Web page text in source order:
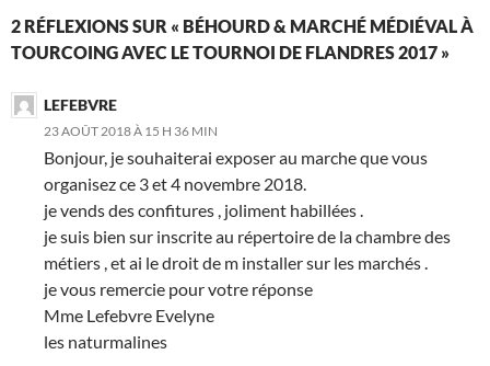
2 RÉFLEXIONS SUR « BÉHOURD & MARCHÉ MÉDIÉVAL À
TOURCOING AVEC LE TOURNOI DE FLANDRES 2017 »
LEFEBVRE
23 AOÛT 2018 À 15 H 36 MIN
Bonjour, je souhaiterai exposer au marche que vous
organisez ce 3 et 4 novembre 2018.
je vends des confitures , joliment habillées .
je suis bien sur inscrite au répertoire de la chambre des
métiers , et ai le droit de m installer sur les marchés .
je vous remercie pour votre réponse
Mme Lefebvre Evelyne
les naturmalines